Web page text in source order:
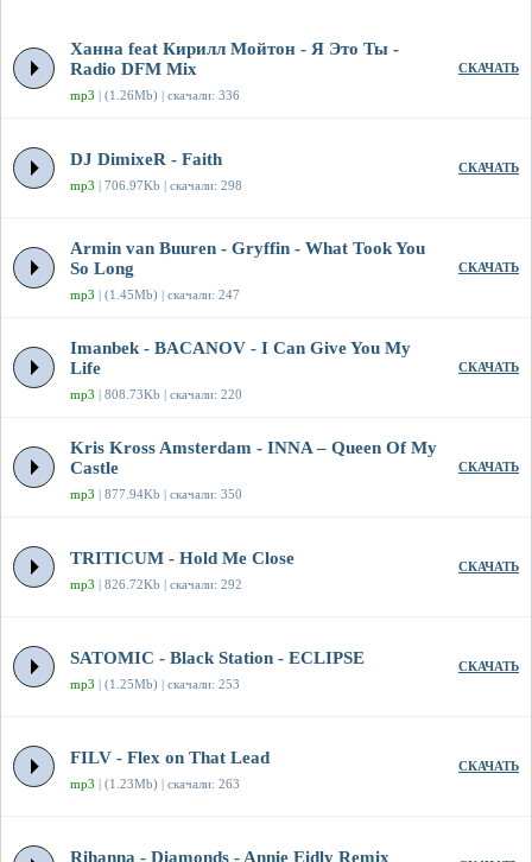
Ханна feat Кирилл Мойтон - Я Это Ты -
Radio DFM Mix
mp3 | (1.26Mb) | скачали: 336
СКАЧАТЬ
DJ DimixeR - Faith
mp3 | 706.97Kb | скачали: 298
СКАЧАТЬ
Armin van Buuren - Gryffin - What Took You
So Long
mp3 | (1.45Mb) | скачали: 247
СКАЧАТЬ
Imanbek - BACANOV - I Can Give You My
Life
mp3 | 808.73Kb | скачали: 220
СКАЧАТЬ
Kris Kross Amsterdam - INNA – Queen Of My
Castle
mp3 | 877.94Kb | скачали: 350
СКАЧАТЬ
TRITICUM - Hold Me Close
mp3 | 826.72Kb | скачали: 292
СКАЧАТЬ
SATOMIC - Black Station - ECLIPSE
mp3 | (1.25Mb) | скачали: 253
СКАЧАТЬ
FILV - Flex on That Lead
mp3 | (1.23Mb) | скачали: 263
СКАЧАТЬ
Rihanna - Diamonds - Annie Eidly Remix